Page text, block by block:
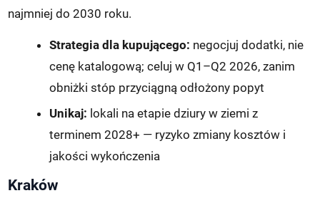
najmniej do 2030 roku.
Strategia dla kupującego: negocjuj dodatki, nie
cenę katalogową; celuj w Q1–Q2 2026, zanim
obniżki stóp przyciągną odłożony popyt
Unikaj: lokali na etapie dziury w ziemi z
terminem 2028+ — ryzyko zmiany kosztów i
jakości wykończenia
Kraków